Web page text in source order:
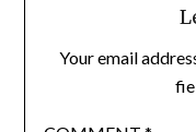
Your email